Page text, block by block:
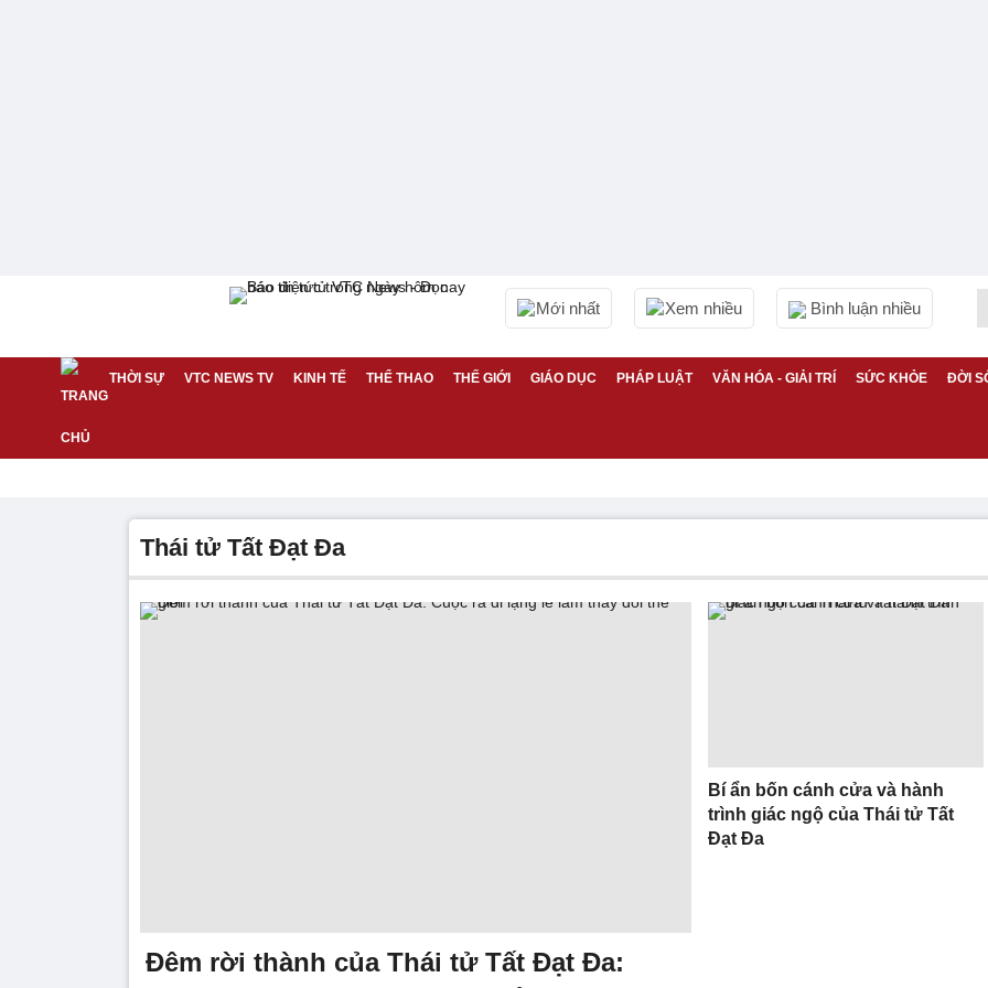
Mới nhất Xem nhiều Bình luận nhiều
THỜI SỰ VTC NEWS TV KINH TẾ THỂ THAO THẾ GIỚI GIÁO DỤC PHÁP LUẬT VĂN HÓA - GIẢI TRÍ SỨC KHỎE ĐỜI
Thái tử Tất Đạt Đa
Đêm rời thành của Thái tử Tất Đạt Đa:
Bí ẩn bốn cánh cửa và hành
trình giác ngộ của Thái tử Tất
Đạt Đa